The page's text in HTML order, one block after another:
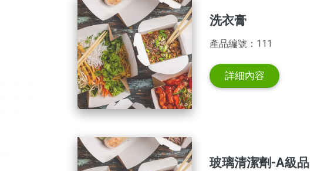
洗衣膏
產品編號：111
詳細內容
玻璃清潔劑-A級品